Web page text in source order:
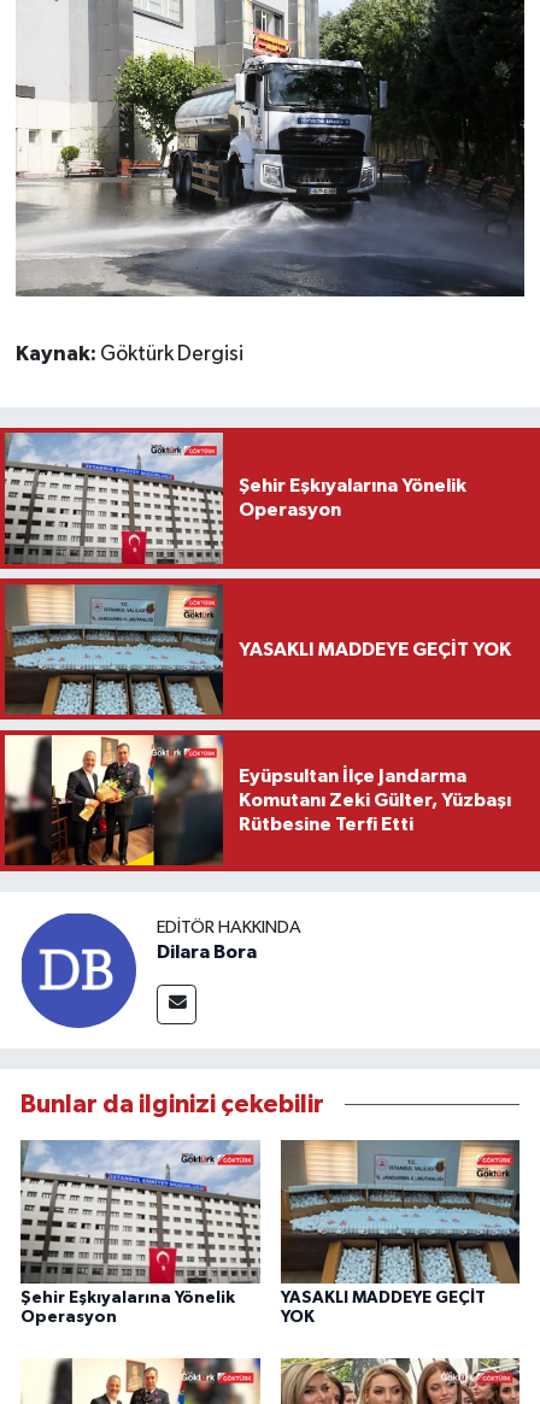
Kaynak: Göktürk Dergisi
Şehir Eşkıyalarına Yönelik
Operasyon
YASAKLI MADDEYE GEÇİT YOK
Eyüpsultan İlçe Jandarma
Komutanı Zeki Gülter, Yüzbaşı
Rütbesine Terfi Etti
EDITÖR HAKKINDA
Dilara Bora
Bunlar da ilginizi çekebilir
Şehir Eşkıyalarına Yönelik
Operasyon
YASAKLI MADDEYE GEÇİT
YOK